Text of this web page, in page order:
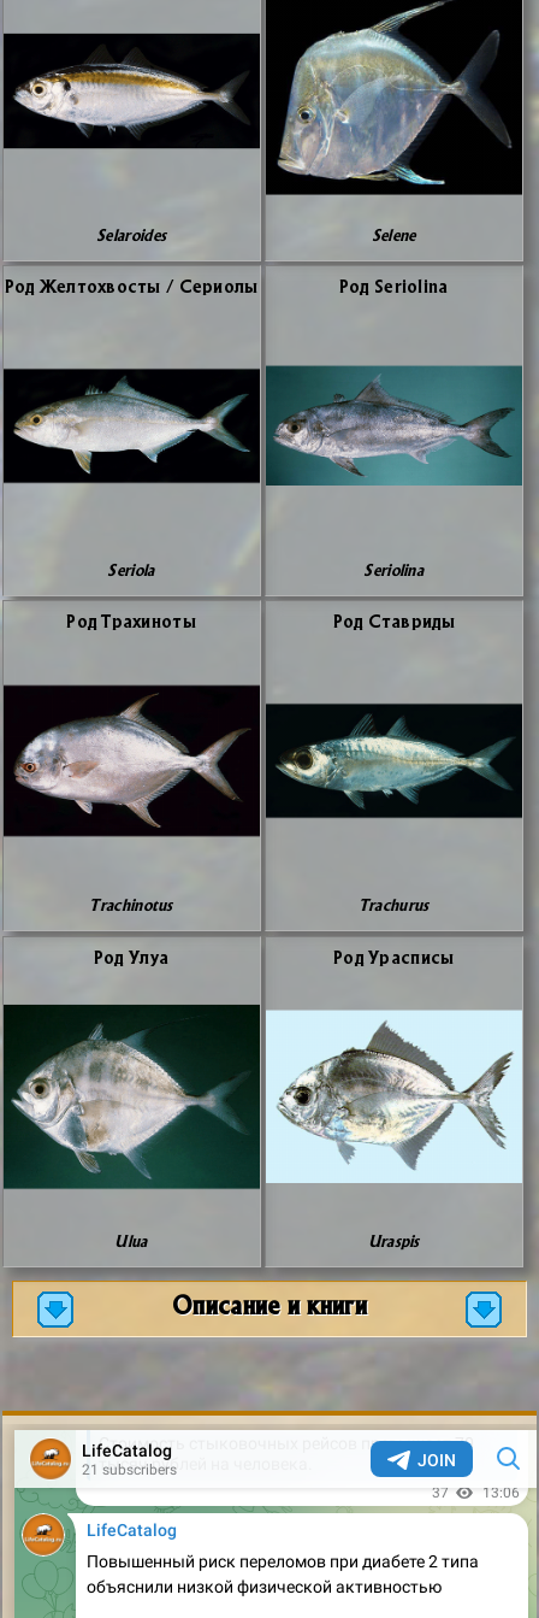
Selaroides Selene
Род Жел­то­хво­сты / Се­рио­лы
Seriola
Род Seriolina
Seriolina
Род Тра­хи­но­ты
Trachinotus
Род Ста­ври­ды
Trachurus
Род Улуа
Ulua
Род Урас­пи­сы
Uraspis
Описание и книги